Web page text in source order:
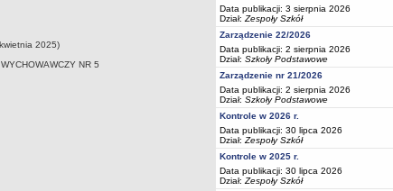
2025)
NR 5
Data publikacji: 3 sierpnia 2026
Dział: Zespoły Szkół
Zarządzenie 22/2026
Data publikacji: 2 sierpnia 2026
Dział: Szkoły Podstawowe
Zarządzenie nr 21/2026
Data publikacji: 2 sierpnia 2026
Dział: Szkoły Podstawowe
Kontrole w 2026 r.
Data publikacji: 30 lipca 2026
Dział: Zespoły Szkół
Kontrole w 2025 r.
Data publikacji: 30 lipca 2026
Dział: Zespoły Szkół